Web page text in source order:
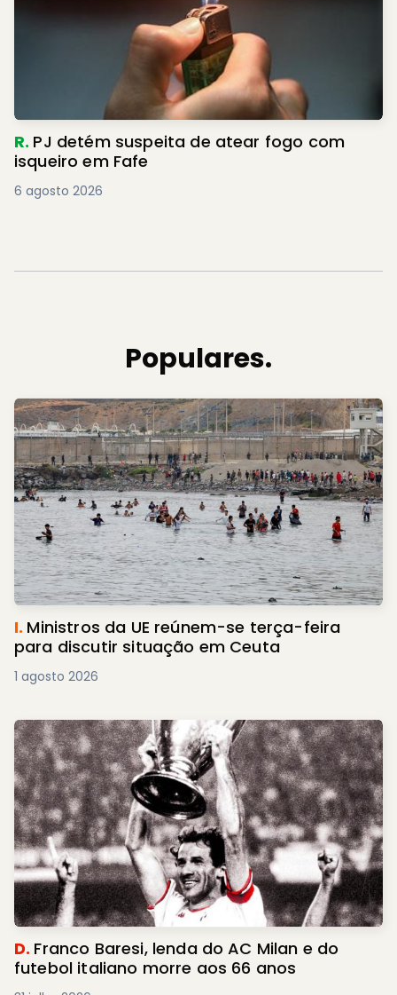
R. PJ detém suspeita de atear fogo com
isqueiro em Fafe
6 agosto 2026
Populares.
I. Ministros da UE reúnem-se terça-feira
para discutir situação em Ceuta
1 agosto 2026
D. Franco Baresi, lenda do AC Milan e do
futebol italiano morre aos 66 anos